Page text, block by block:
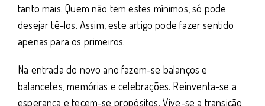
tanto mais. Quem não tem estes mínimos, só pode
desejar tê-los. Assim, este artigo pode fazer sentido
apenas para os primeiros.
Na entrada do novo ano fazem-se balanços e
balancetes, memórias e celebrações. Reinventa-se a
esperança e tecem-se propósitos. Vive-se a transição